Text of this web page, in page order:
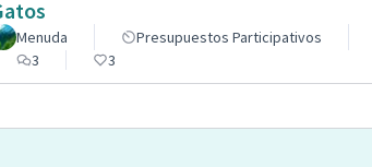
Menuda
Presupuestos Participativos
3
3